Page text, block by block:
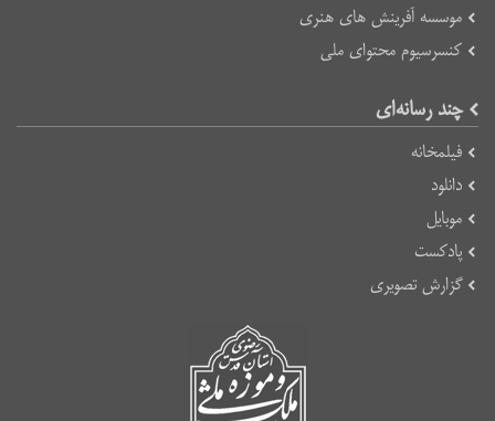
موسسه آفرینش های هنری
کنسرسیوم محتوای ملی
چند رسانه‌ای
فیلمخانه
دانلود
موبایل
پادکست
گزارش تصویری